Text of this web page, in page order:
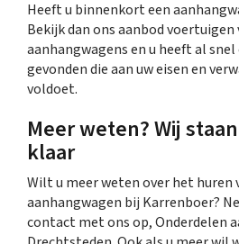
Heeft u binnenkort een
Bekijk dan ons aanbod
aanhangwagens en u heeft al
gevonden die aan uw eisen en
voldoet.
Meer weten? Wij
klaar
Wilt u meer weten over het huren
aanhangwagen bij Karrenboer?
contact met ons op, Onderdelen